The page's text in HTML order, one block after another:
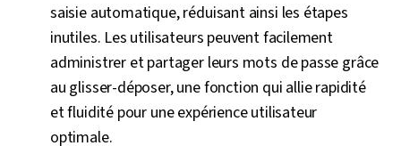
saisie automatique, réduisant ainsi les étapes
inutiles. Les utilisateurs peuvent facilement
administrer et partager leurs mots de passe grâce
au glisser-déposer, une fonction qui allie rapidité
et fluidité pour une expérience utilisateur
optimale.